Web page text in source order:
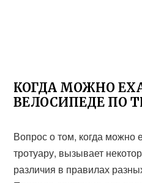
КОГДА МОЖНО
ВЕЛОСИПЕДЕ ПО
Вопрос о том, когда можно
тротуару, вызывает
различия в правилах